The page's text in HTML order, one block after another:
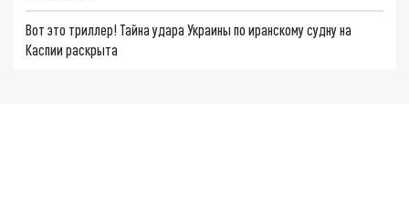
Вот это триллер! Тайна удара Украины по иранскому судну на
Каспии раскрыта